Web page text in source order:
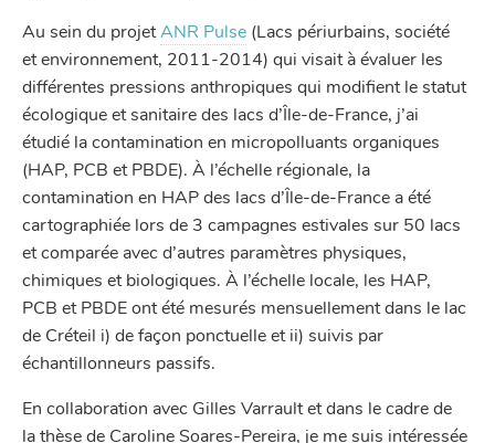
Au sein du projetANR Pulse (Lacs périurbains, société
et environnement, 2011-2014) qui visait à évaluer les
différentes pressions anthropiques qui modifient le statut
écologique et sanitaire des lacs d’Île-de-France, j’ai
étudié la contamination en micropolluants organiques
(HAP, PCB et PBDE). À l’échelle régionale, la
contamination en HAP des lacs d’Île-de-France a été
cartographiée lors de 3 campagnes estivales sur 50 lacs
et comparée avec d’autres paramètres physiques,
chimiques et biologiques. À l’échelle locale, les HAP,
PCB et PBDE ont été mesurés mensuellement dans le lac
de Créteil i) de façon ponctuelle et ii) suivis par
échantillonneurs passifs.
En collaboration avec Gilles Varrault et dans le cadre de
la thèse de Caroline Soares-Pereira, je me suis intéressée